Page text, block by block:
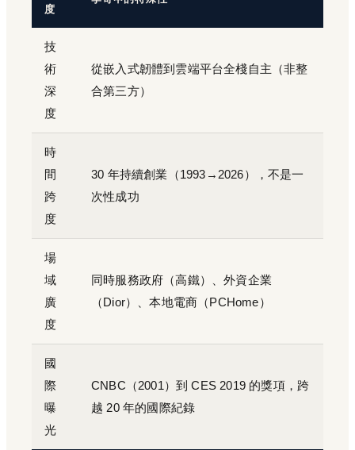
度
技
術
深
度
從嵌入式韌體到雲端平台全棧自主（非整
合第三方）
時
間
跨
度
30 年持續創業（1993→2026），不是一
次性成功
場
域
廣
度
同時服務政府（高鐵）、外資企業
（Dior）、本地電商（PCHome）
國
際
曝
光
CNBC（2001）到 CES 2019 的獎項，跨
越 20 年的國際紀錄